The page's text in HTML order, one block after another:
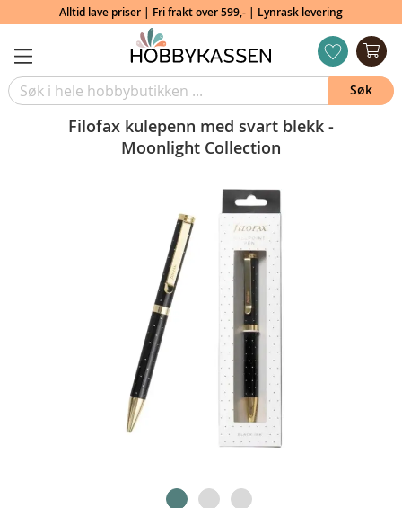
Alltid lave priser | Fri frakt over 599,- | Lynrask levering
Filofax kulepenn med svart blekk -
Moonlight Collection
Søk
ønskeliste